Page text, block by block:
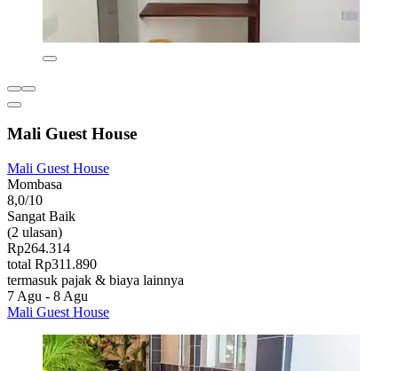
Mali Guest House
Mali Guest House
Mombasa
8,0/10
Sangat Baik
(2 ulasan)
Rp264.314
total Rp311.890
termasuk pajak & biaya lainnya
7 Agu - 8 Agu
Mali Guest House